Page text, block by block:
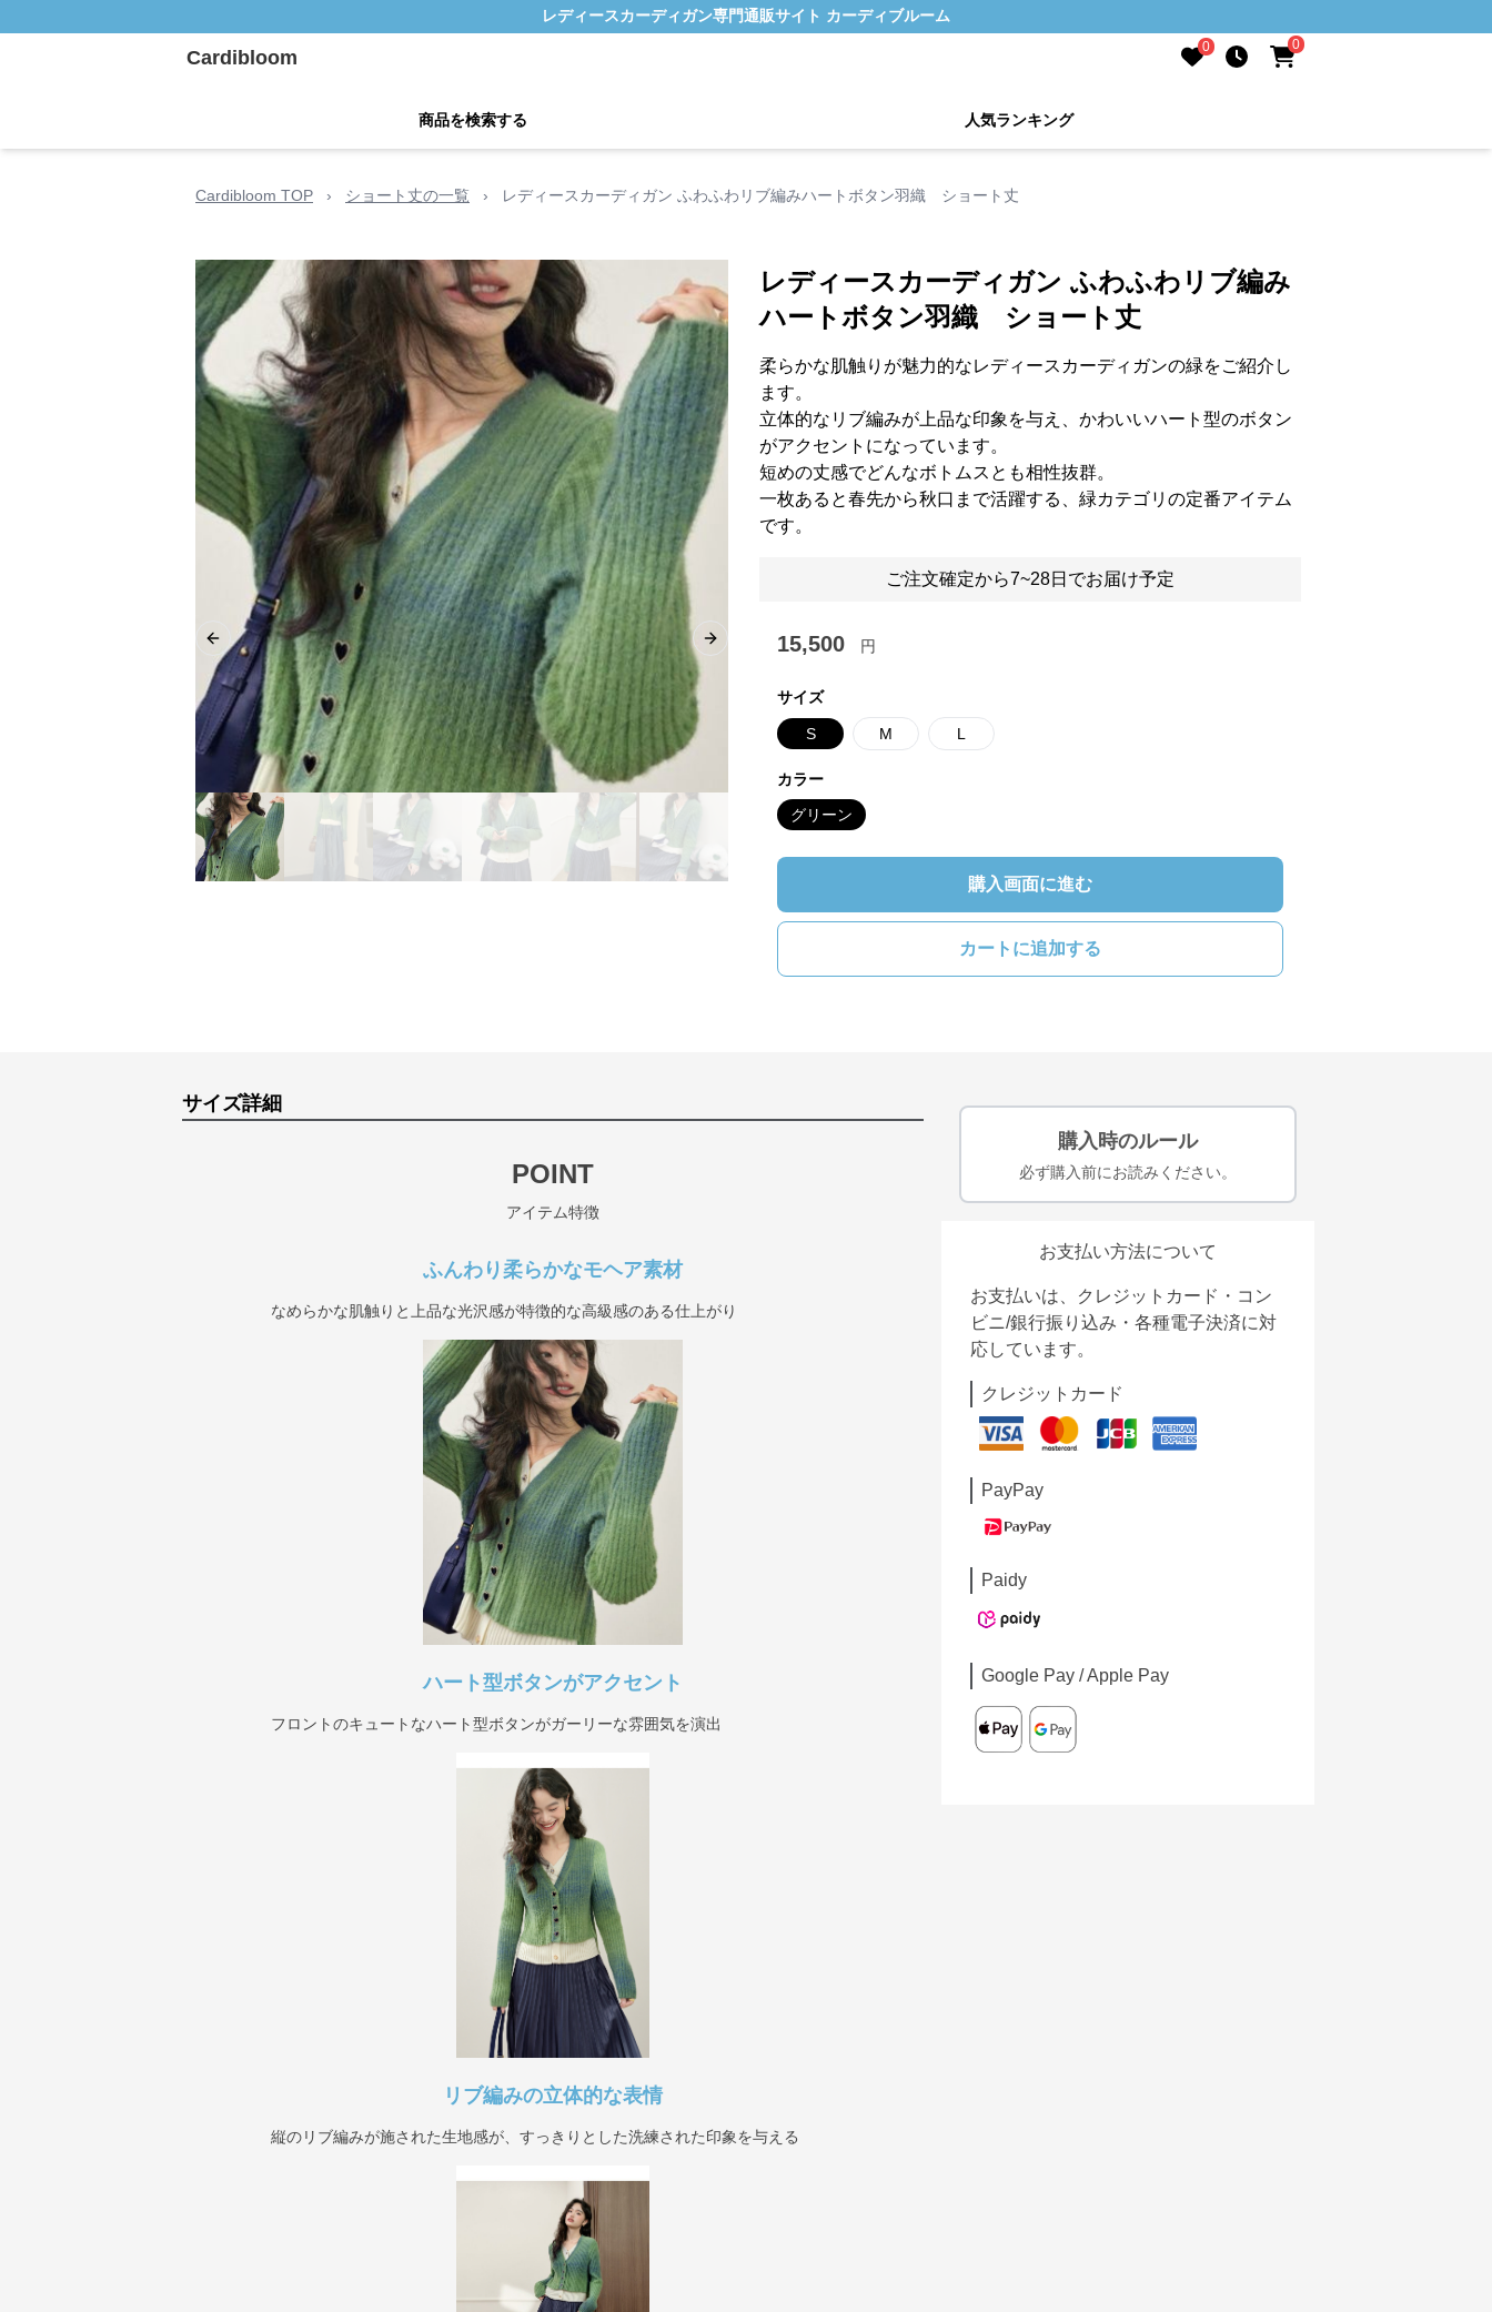
レディースカーディガン専門通販サイト カーディブルーム
Cardibloom 0 0
商品を検索する 人気ランキング
Cardibloom TOP › ショート丈の一覧 › レディースカーディガン ふわふわリブ編みハートボタン羽織 ショート丈
Previous slide Next slide
レディースカーディガン ふわふわリブ編み
ハートボタン羽織 ショート丈
柔らかな肌触りが魅力的なレディースカーディガンの緑をご紹介し
ます。
立体的なリブ編みが上品な印象を与え、かわいいハート型のボタン
がアクセントになっています。
短めの丈感でどんなボトムスとも相性抜群。
一枚あると春先から秋口まで活躍する、緑カテゴリの定番アイテム
です。
ご注文確定から7~28日でお届け予定
15,500 円
サイズ
S M L
カラー
グリーン
購入画面に進む
カートに追加する
サイズ詳細
POINT
アイテム特徴
ふんわり柔らかなモヘア素材
なめらかな肌触りと上品な光沢感が特徴的な高級感のある仕上がり
ハート型ボタンがアクセント
フロントのキュートなハート型ボタンがガーリーな雰囲気を演出
リブ編みの立体的な表情
縦のリブ編みが施された生地感が、すっきりとした洗練された印象を与える
購入時のルール
必ず購入前にお読みください。
お支払い方法について
お支払いは、クレジットカード・コン
ビニ/銀行振り込み・各種電子決済に対
応しています。
クレジットカード
PayPay
Paidy
Google Pay / Apple Pay